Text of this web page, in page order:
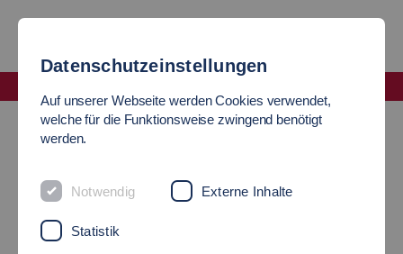
Termine & Veranstaltungen WT in Social Media
Follow us
Folge uns auf Instagram & Co: Wir freuen uns auf
Deine Likes und Kommentare.
Datenschutzeinstellungen
Auf unserer Webseite werden Cookies verwendet,
welche für die Funktionsweise zwingend benötigt
werden.
Notwendig Externe Inhalte
Statistik